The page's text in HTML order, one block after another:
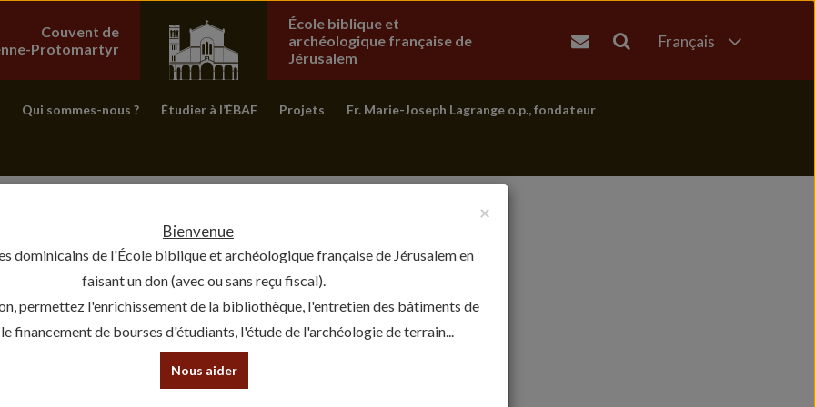
Couvent de
Protomartyr
École biblique et
archéologique française de
Jérusalem
Français
Qui sommes-nous ? Étudier à l’ÉBAF Projets Fr. Marie-Joseph Lagrange o.p., fondateur
×
Bienvenue
dominicains de l'École biblique et archéologique française de Jérusalem en
faisant un don (avec ou sans reçu fiscal).
permettez l'enrichissement de la bibliothèque, l'entretien des bâtiments de
financement de bourses d'étudiants, l'étude de l'archéologie de terrain...
Nous aider